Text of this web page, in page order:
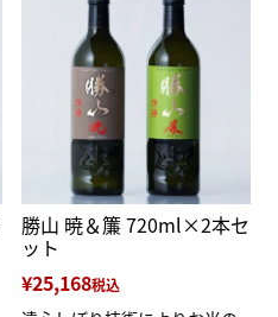
勝山 暁＆簾 720ml×2本セ
ット
¥25,168税込